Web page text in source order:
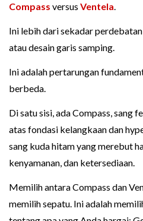
Compass versus Ventela.
Ini lebih dari sekadar
atau desain garis samping.
Ini adalah pertarungan
berbeda.
Di satu sisi, ada Compass, sang
atas fondasi kelangkaan dan
sang kuda hitam yang merebut
kenyamanan, dan ketersediaan.
Memilih antara Compass dan
memilih sepatu. Ini adalah